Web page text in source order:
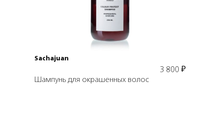
Sachajuan
3 800 ₽
Шампунь для окрашенных волос